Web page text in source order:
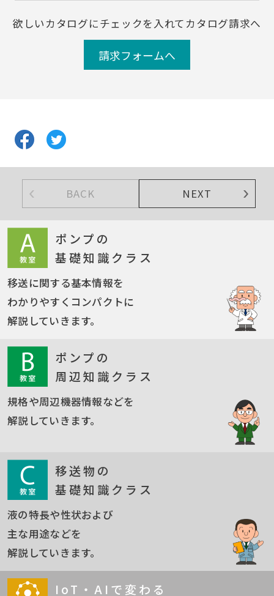
欲しいカタログにチェックを入れてカタログ請求へ
請求フォームへ
BACK NEXT
ポンプの
基礎知識クラス
移送に関する基本情報を
わかりやすくコンパクトに
解説していきます。
ポンプの
周辺知識クラス
規格や周辺機器情報などを
解説していきます。
移送物の
基礎知識クラス
液の特長や性状および
主な用途などを
解説していきます。
IoT・AIで変わる